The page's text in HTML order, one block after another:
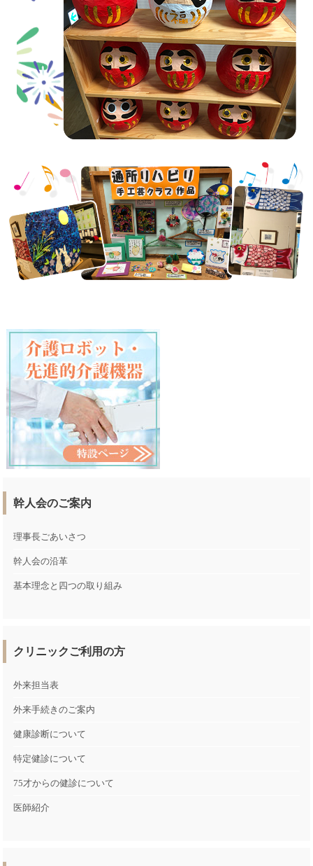
幹人会のご案内
理事長ごあいさつ
幹人会の沿革
基本理念と四つの取り組み
クリニックご利用の方
外来担当表
外来手続きのご案内
健康診断について
特定健診について
75才からの健診について
医師紹介